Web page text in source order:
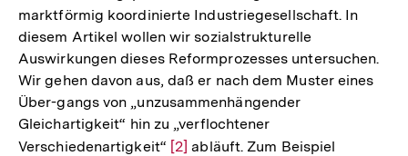
marktförmig koordinierte Industriegesellschaft. In
diesem Artikel wollen wir sozialstrukturelle
Auswirkungen dieses Reformprozesses untersuchen.
Wir gehen davon aus, daß er nach dem Muster eines
Über-gangs von „unzusammenhängender
Gleichartigkeit“ hin zu „verflochtener
Verschiedenartigkeit“ Zur
[2] abläuft. Zum Beispiel